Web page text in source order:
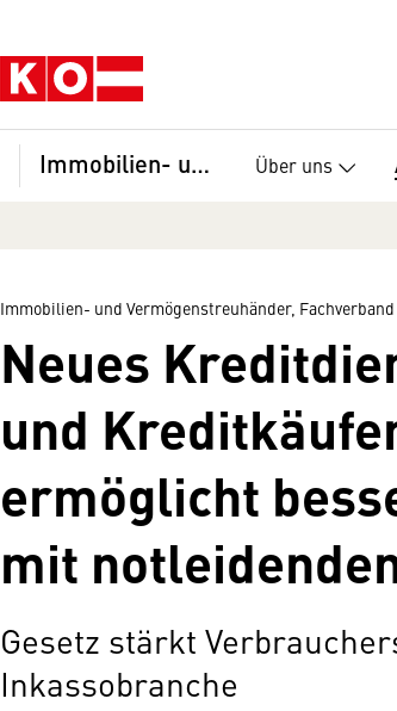
Immobilien- und Vermögenstreuhänder, Fachverband Über uns
Immobilien- und Vermögenstreuhänder, Fachverband
Neues
und
ermöglicht
mit
Gesetz stärkt
Inkassobranche